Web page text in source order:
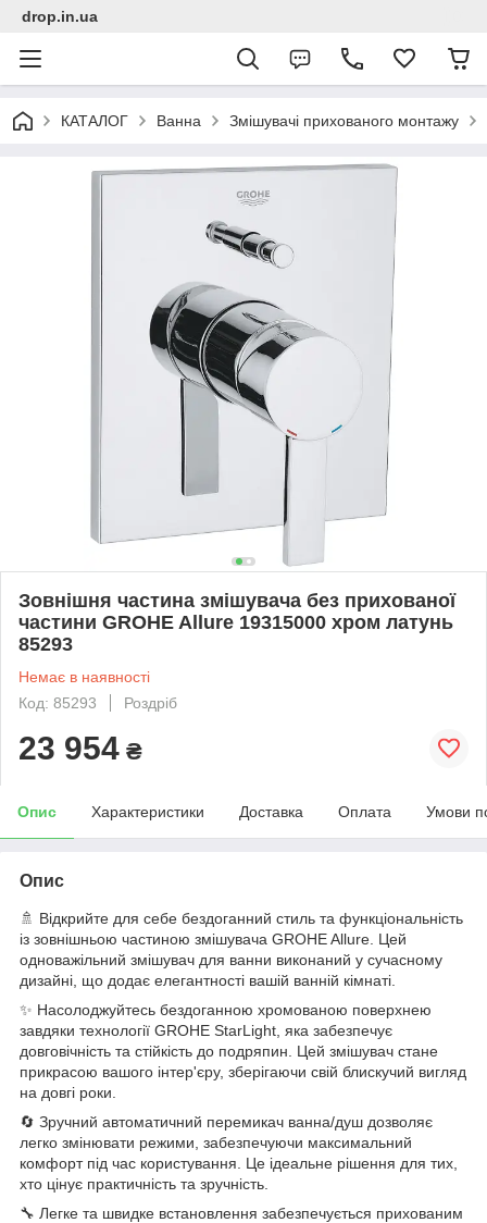
drop.in.ua
КАТАЛОГ Ванна Змішувачі прихованого монтажу
Зовнішня частина змішувача без прихованої
частини GROHE Allure 19315000 хром латунь
85293
Немає в наявності
Код: 85293
Роздріб
23 954 ₴
Опис Характеристики Доставка Оплата Умови
Опис
🚿 Відкрийте для себе бездоганний стиль та функціональність
із зовнішньою частиною змішувача GROHE Allure. Цей
одноважільний змішувач для ванни виконаний у сучасному
дизайні, що додає елегантності вашій ванній кімнаті.
✨ Насолоджуйтесь бездоганною хромованою поверхнею
завдяки технології GROHE StarLight, яка забезпечує
довговічність та стійкість до подряпин. Цей змішувач стане
прикрасою вашого інтер'єру, зберігаючи свій блискучий вигляд
на довгі роки.
🔄 Зручний автоматичний перемикач ванна/душ дозволяє
легко змінювати режими, забезпечуючи максимальний
комфорт під час користування. Це ідеальне рішення для тих,
хто цінує практичність та зручність.
🔧 Легке та швидке встановлення забезпечується прихованим